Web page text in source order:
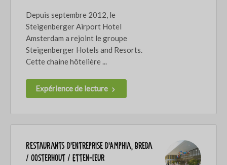
Depuis septembre 2012, le
Steigenberger Airport Hotel
Amsterdam a rejoint le groupe
Steigenberger Hotels and Resorts.
Cette chaine hôtelière ...
Expérience de lecture
Restaurants d'entreprise d'Amphia, Breda
/ Oosterhout / Etten-Leur